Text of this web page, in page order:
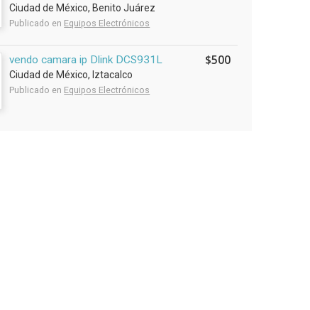
Ciudad de México, Benito Juárez
Publicado en Equipos Electrónicos
vendo camara ip Dlink DCS931L
Ciudad de México, Iztacalco
Publicado en Equipos Electrónicos
$500